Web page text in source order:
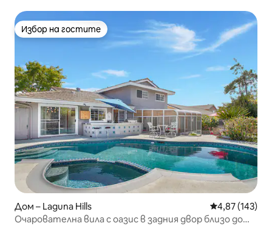
Избор на гостите
Избор на гостите
Дом – Laguna Hills Средна
4,87 (143)
Очарователна вила с оазис в задния двор близо до